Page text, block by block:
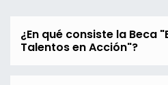
¿En qué consiste la Beca
Talentos en Acción"?